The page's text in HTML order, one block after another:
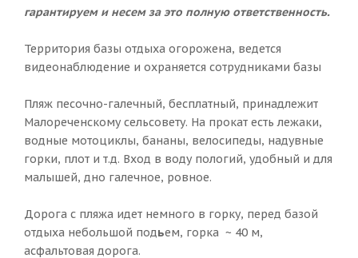
гарантируем и несем за это полную ответственность.
Территория базы отдыха огорожена, ведется
видеонаблюдение и охраняется сотрудниками базы
Пляж песочно-галечный, бесплатный, принадлежит
Малореченскому сельсовету. На прокат есть лежаки,
водные мотоциклы, бананы, велосипеды, надувные
горки, плот и т.д. Вход в воду пологий, удобный и для
малышей, дно галечное, ровное.
Дорога с пляжа идет немного в горку, перед базой
отдыха небольшой подьем, горка ~ 40 м,
асфальтовая дорога.